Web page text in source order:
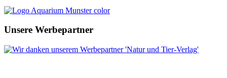
Unsere Werbepartner